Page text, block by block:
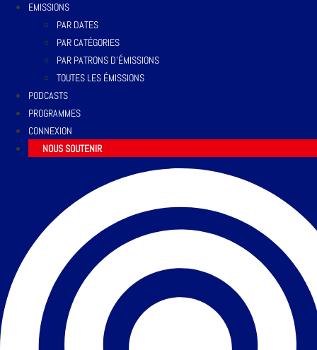
EMISSIONS
PAR DATES
PAR CATÉGORIES
PAR PATRONS D’ÉMISSIONS
TOUTES LES ÉMISSIONS
PODCASTS
PROGRAMMES
CONNEXION
NOUS SOUTENIR